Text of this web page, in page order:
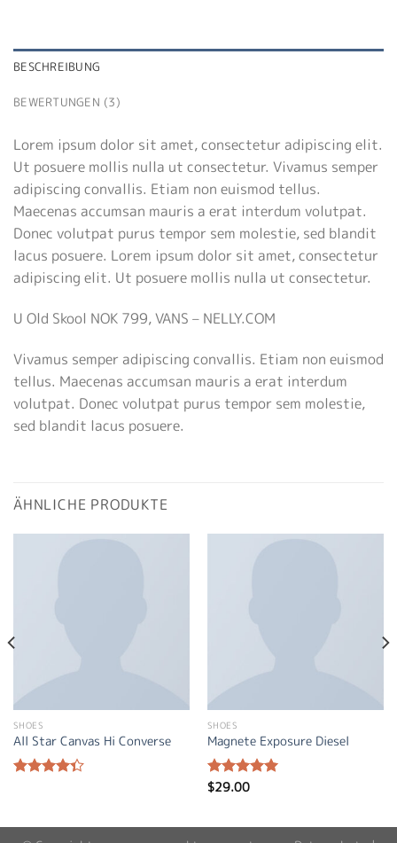
BESCHREIBUNG
BEWERTUNGEN (3)
Lorem ipsum dolor sit amet, consectetur adipiscing elit.
Ut posuere mollis nulla ut consectetur. Vivamus semper
adipiscing convallis. Etiam non euismod tellus.
Maecenas accumsan mauris a erat interdum volutpat.
Donec volutpat purus tempor sem molestie, sed blandit
lacus posuere. Lorem ipsum dolor sit amet, consectetur
adipiscing elit. Ut posuere mollis nulla ut consectetur.
U Old Skool NOK 799, VANS – NELLY.COM
Vivamus semper adipiscing convallis. Etiam non euismod
tellus. Maecenas accumsan mauris a erat interdum
volutpat. Donec volutpat purus tempor sem molestie,
sed blandit lacus posuere.
ÄHNLICHE PRODUKTE
SHOES
All Star Canvas Hi Converse
SHOES
Magnete Exposure Diesel
Bewertet
$29.00